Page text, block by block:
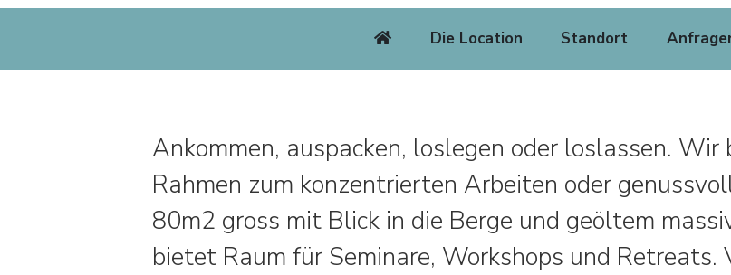
Die Location Standort
Ankommen, auspacken, loslegen oder loslassen. Wir
Rahmen zum konzentrierten Arbeiten oder
80m2 gross mit Blick in die Berge und geöltem
bietet Raum für Seminare, Workshops und Retreats.